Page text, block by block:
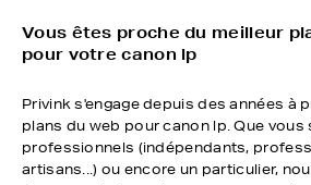
Vous êtes proche du meilleur
pour votre canon lp
Privink s'engage depuis des années à
plans du web pour canon lp. Que vous
professionnels (indépendants,
artisans...) ou encore un particulier,